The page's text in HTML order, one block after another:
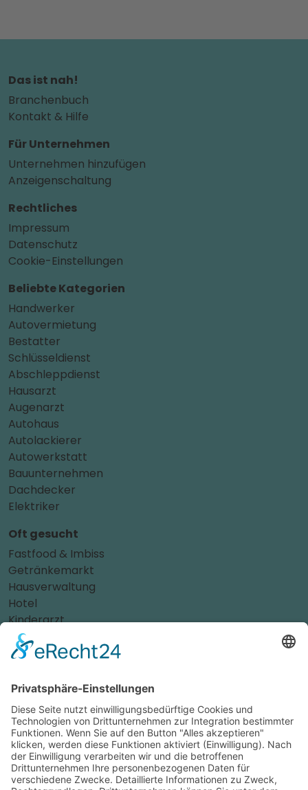
Das ist nah!
Branchenbuch
Kontakt & Hilfe
Für Unternehmen
Unternehmen hinzufügen
Anzeigenschaltung
Rechtliches
Impressum
Datenschutz
Cookie-Einstellungen
Beliebte Kategorien
Handwerker
Autovermietung
Bestatter
Schlüsseldienst
Abschleppdienst
Hausarzt
Augenarzt
Autohaus
Autolackierer
Autowerkstatt
Bauunternehmen
Dachdecker
Elektriker
Oft gesucht
Fastfood & Imbiss
Getränkemarkt
Hausverwaltung
Hotel
Kinderarzt
Personalvermittler
Weitere Sportvereine
Zahnarzt
Tennis
Tankstelle
Tierbedarf
Parken
Für Ihr Unternehmen